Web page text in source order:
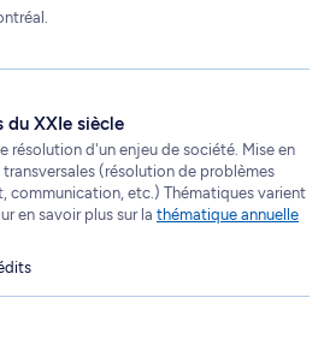
du XXIe siècle
résolution d'un enjeu de société. Mise en
(résolution de problèmes
communication, etc.) Thématiques varient
en savoir plus sur la thématique annuelle